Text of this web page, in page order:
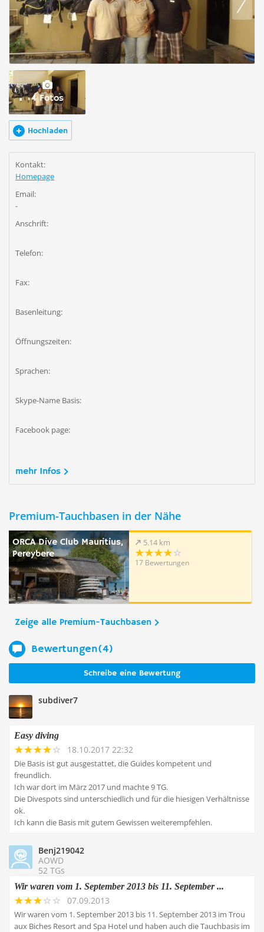
4 Fotos
Hochladen
Kontakt:
Homepage
Email:
-
Anschrift:
Telefon:
Fax:
Basenleitung:
Öffnungszeiten:
Sprachen:
Skype-Name Basis:
Facebook page:
mehr Infos
Premium-Tauchbasen in der Nähe
ORCA Dive Club Mauritius,
Pereybere
5.14 km
17 Bewertungen
Zeige alle Premium-Tauchbasen
Bewertungen(4)
Schreibe eine Bewertung
subdiver7
Easy diving
18.10.2017 22:32
Die Basis ist gut ausgestattet, die Guides kompetent und
freundlich.
Ich war dort im März 2017 und machte 9 TG.
Die Divespots sind unterschiedlich und für die hiesigen Verhältnisse
ok.
Ich kann die Basis mit gutem Gewissen weiterempfehlen.
Benj219042
AOWD
52 TGs
Wir waren vom 1. September 2013 bis 11. September ...
07.09.2013
Wir waren vom 1. September 2013 bis 11. September 2013 im Trou
aux Biches Resort and Spa Hotel und haben auch die Tauchbasis im